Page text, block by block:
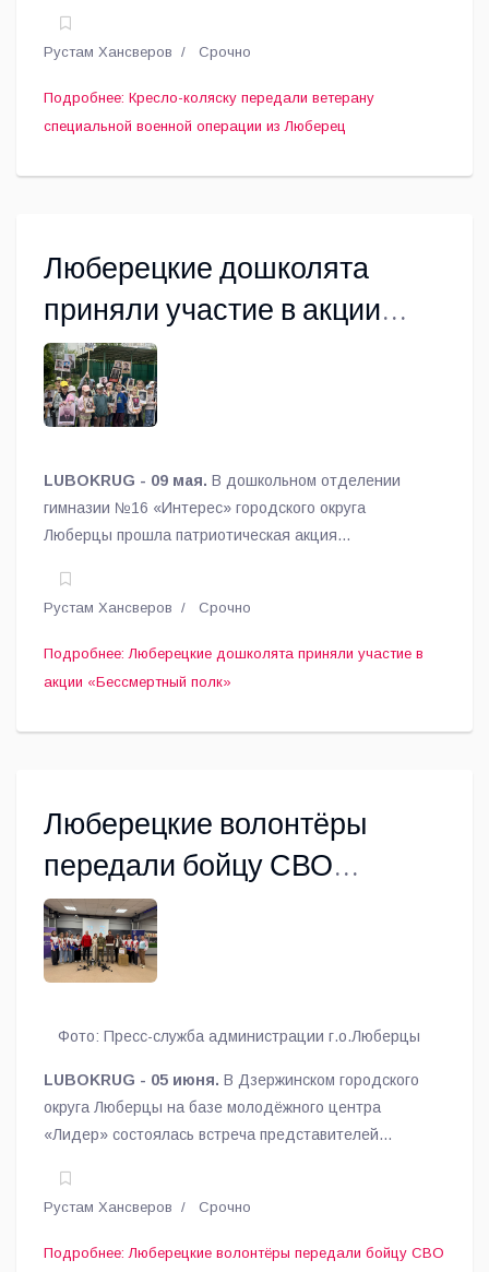
Рустам Хансверов Срочно
Подробнее: Кресло-коляску передали ветерану
специальной военной операции из Люберец
Люберецкие дошколята
приняли участие в акции
«Бессмертный полк»
LUBOKRUG - 09 мая. В дошкольном отделении
гимназии №16 «Интерес» городского округа
Люберцы прошла патриотическая акция
педагогами вышли с портретами своих героев —
участников Великой Отечественной войны.
Рустам Хансверов Срочно
Подробнее: Люберецкие дошколята приняли участие в
акции «Бессмертный полк»
Люберецкие волонтёры
передали бойцу СВО
гуманитарную помощь
Фото: Пресс-служба администрации г.о.Люберцы
LUBOKRUG - 05 июня. В Дзержинском городского
округа Люберцы на базе молодёжного центра
«Лидер» состоялась встреча представителей
с участником специальной военной операции.
Рустам Хансверов Срочно
Подробнее: Люберецкие волонтёры передали бойцу СВО